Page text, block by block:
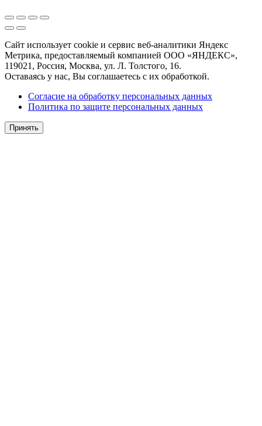
Сайт использует cookie и сервис веб-аналитики Яндекс
Метрика, предоставляемый компанией ООО «ЯНДЕКС»,
119021, Россия, Москва, ул. Л. Толстого, 16.
Оставаясь у нас, Вы соглашаетесь с их обработкой.
Согласие на обработку персональных данных
Политика по защите персональных данных
Принять